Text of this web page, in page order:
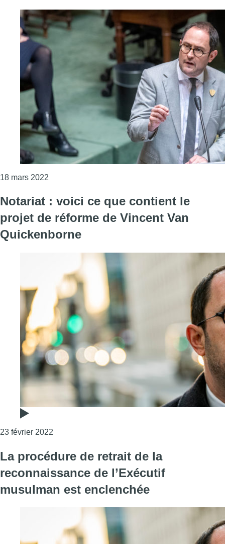
18 mars 2022
Notariat : voici ce que contient le
projet de réforme de Vincent Van
Quickenborne
23 février 2022
La procédure de retrait de la
reconnaissance de l’Exécutif
musulman est enclenchée